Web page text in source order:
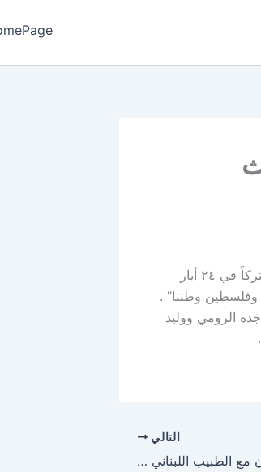
يحيي الفنان الفلسطيني محمد عساف والفنانة التونسية نوال غشام حفلاً مشتركاً في ٢٤ أيار
وفلسطين وطننا” .
الرومي ووليد
التالي
كورتني كارديشيان مع الطبيب اللبناني كاروكاسابيان اخر جمال